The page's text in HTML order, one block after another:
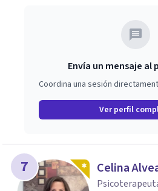
Envía un mensaje al
Coordina una sesión
Ver perfil
7 Celina